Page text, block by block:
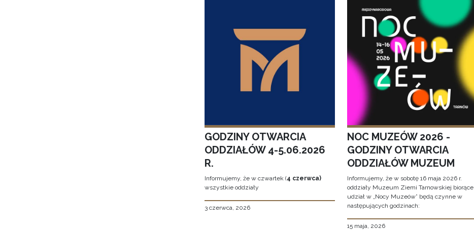
GODZINY OTWARCIA
ODDZIAŁÓW 4-5.06.2026
R.
Informujemy, że w czwartek (4 czerwca)
wszystkie oddziały
3 czerwca, 2026
NOC MUZEÓW 2026 -
GODZINY OTWARCIA
ODDZIAŁÓW MUZEUM
Informujemy, że w sobotę 16 maja 2026 r.
oddziały Muzeum Ziemi Tarnowskiej biorące
udział w „Nocy Muzeów” będą czynne w
następujących godzinach:
15 maja, 2026